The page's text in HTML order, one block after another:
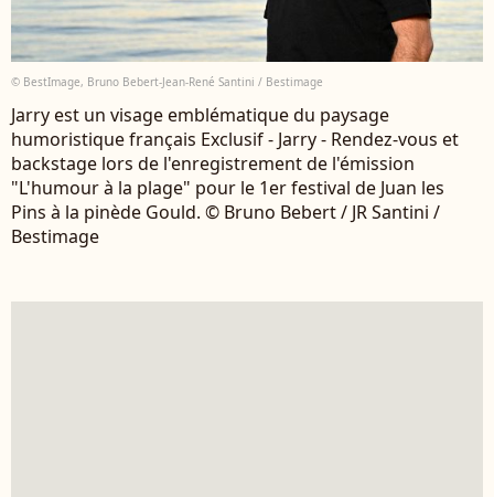
© BestImage, Bruno Bebert-Jean-René Santini / Bestimage
Jarry est un visage emblématique du paysage
humoristique français Exclusif - Jarry - Rendez-vous et
backstage lors de l'enregistrement de l'émission
"L'humour à la plage" pour le 1er festival de Juan les
Pins à la pinède Gould. © Bruno Bebert / JR Santini /
Bestimage